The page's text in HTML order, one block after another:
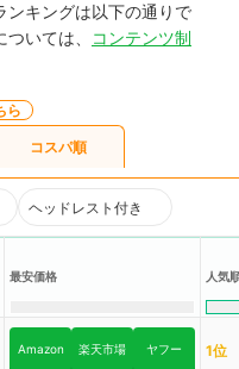
ンキングは以下の通りで
いては、
コンテンツ制
ら
コスパ順
ヘッドレスト付き
最安価格 人気
Amazon 楽天市場 ヤフー 1位